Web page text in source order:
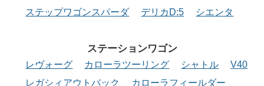
ステップワゴンスパーダ
デリカD:5 シエンタ
ステーションワゴン
レヴォーグ カローラツーリング シャトル
V40
レガシィアウトバック
カローラフィールダー